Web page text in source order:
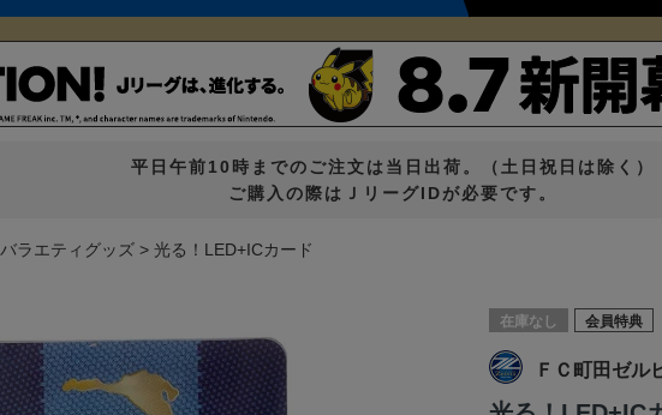
平日午前10時までのご注文は当日出荷。（土日祝日は除く）
ご購入の際はＪリーグIDが必要です。
バラエティグッズ 光る！LED+ICカード
在庫なし 会員特典
ＦＣ町田ゼル